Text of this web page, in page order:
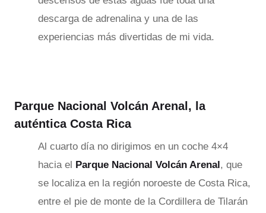
descarga de adrenalina y una de las
experiencias más divertidas de mi vida.
Parque Nacional Volcán Arenal, la
auténtica Costa Rica
Al cuarto día no dirigimos en un coche 4×4
hacia el Parque Nacional Volcán Arenal, que
se localiza en la región noroeste de Costa Rica,
entre el pie de monte de la Cordillera de Tilarán